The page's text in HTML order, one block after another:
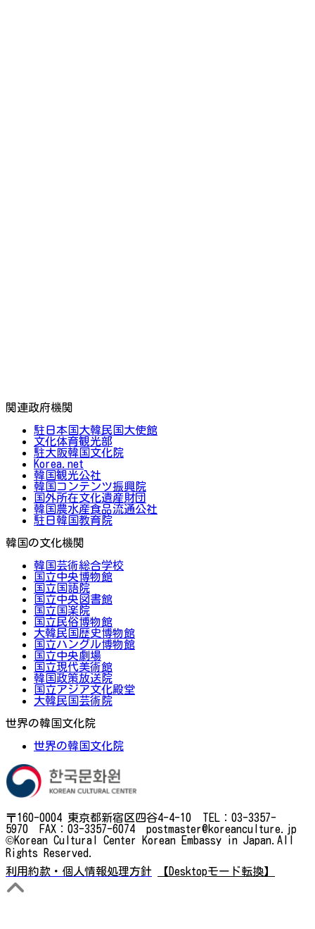
関連政府機関
駐日本国大韓民国大使館
文化体育観光部
駐大阪韓国文化院
Korea.net
韓国観光公社
韓国コンテンツ振興院
国外所在文化遺産財団
韓国農水産食品流通公社
駐日韓国教育院
韓国の文化機関
韓国芸術総合学校
国立中央博物館
国立国語院
国立中央図書館
国立国楽院
国立民俗博物館
大韓民国歴史博物館
国立ハングル博物館
国立中央劇場
国立現代美術館
韓国政策放送院
国立アジア文化殿堂
大韓民国芸術院
世界の韓国文化院
世界の韓国文化院
〒160-0004 東京都新宿区四谷4-4-10 TEL：03-3357-
5970 FAX：03-3357-6074 postmaster@koreanculture.jp
©Korean Cultural Center Korean Embassy in Japan.All
Rights Reserved.
利用約款・個人情報処理方針
【Desktopモード転換】